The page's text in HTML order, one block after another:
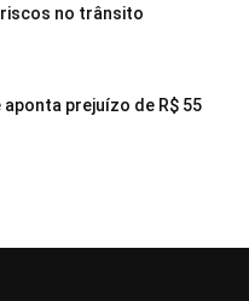
no trânsito
aponta prejuízo de R$ 55